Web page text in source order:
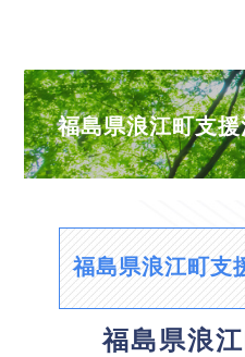
福島県浪江町支
福島県浪江町支
福島県浪